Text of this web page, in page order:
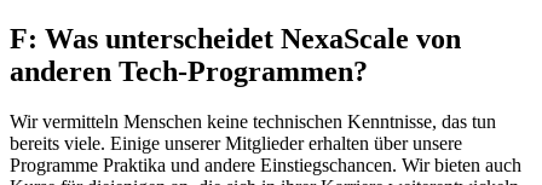
F: Was unterscheidet NexaScale von
anderen Tech-Programmen?
Wir vermitteln Menschen keine technischen Kenntnisse, das tun
bereits viele. Einige unserer Mitglieder erhalten über unsere
Programme Praktika und andere Einstiegschancen. Wir bieten auch